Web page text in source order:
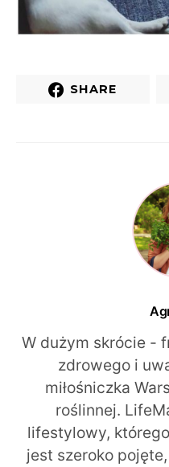
SHARE
W dużym skrócie -
zdrowego i
miłośniczka
roślinnej.
lifestylowy,
jest szeroko